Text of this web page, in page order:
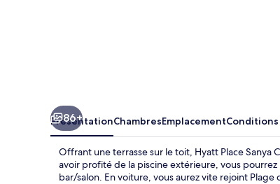
86+
PrésentationChambresEmplacementConditions
Offrant une terrasse sur le toit, Hyatt Place Sanya
avoir profité de la piscine extérieure, vous
bar/salon. En voiture, vous aurez vite rejoint